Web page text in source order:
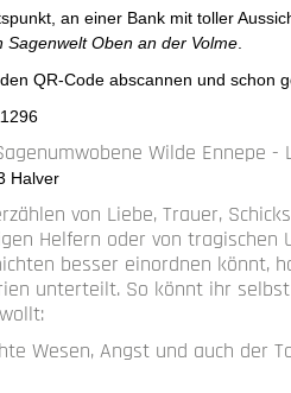
an einer Bank mit toller
Sagenwelt Oben an der Volme.
QR-Code abscannen und schon
Wilde Ennepe
Halver
von Liebe, Trauer,
Helfern oder von tragischen
besser einordnen könnt,
unterteilt. So könnt ihr
Wesen, Angst und auch der